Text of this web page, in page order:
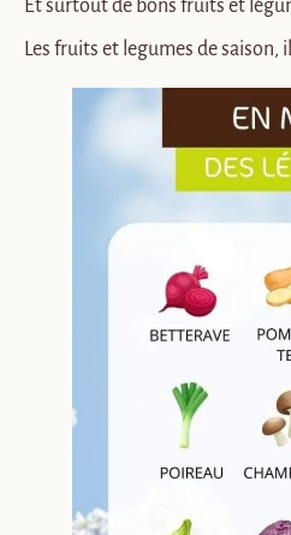
Et surtout de bons fruits et
Les fruits et legumes de saison,